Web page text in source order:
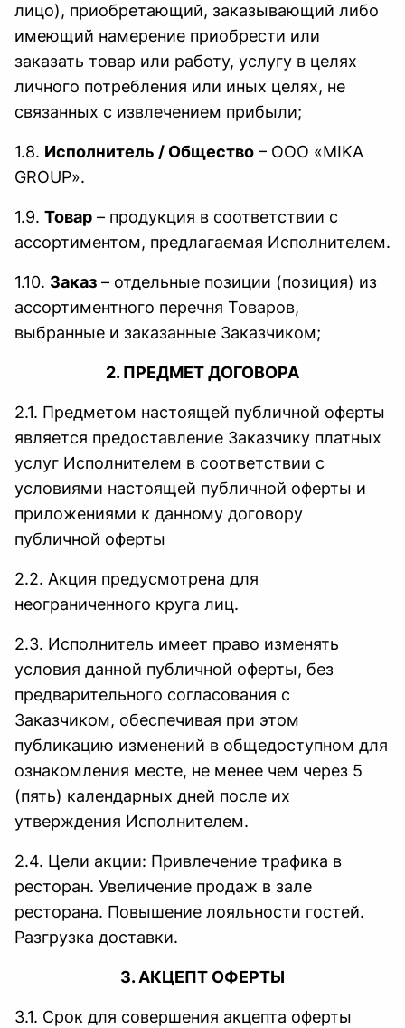
лицо), приобретающий, заказывающий либо
имеющий намерение приобрести или
заказать товар или работу, услугу в целях
личного потребления или иных целях, не
связанных с извлечением прибыли;
1.8. Исполнитель / Общество – ООО «MIKA
GROUP».
1.9. Товар – продукция в соответствии с
ассортиментом, предлагаемая Исполнителем.
1.10. Заказ – отдельные позиции (позиция) из
ассортиментного перечня Товаров,
выбранные и заказанные Заказчиком;
2. ПРЕДМЕТ ДОГОВОРА
2.1. Предметом настоящей публичной оферты
является предоставление Заказчику платных
услуг Исполнителем в соответствии с
условиями настоящей публичной оферты и
приложениями к данному договору
публичной оферты
2.2. Акция предусмотрена для
неограниченного круга лиц.
2.3. Исполнитель имеет право изменять
условия данной публичной оферты, без
предварительного согласования с
Заказчиком, обеспечивая при этом
публикацию изменений в общедоступном для
ознакомления месте, не менее чем через 5
(пять) календарных дней после их
утверждения Исполнителем.
2.4. Цели акции: Привлечение трафика в
ресторан. Увеличение продаж в зале
ресторана. Повышение лояльности гостей.
Разгрузка доставки.
3. АКЦЕПТ ОФЕРТЫ
3.1. Срок для совершения акцепта оферты